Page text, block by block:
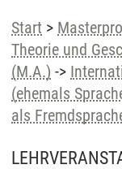
Start >
Theorie und
(M.A.) ->
(ehemals
als